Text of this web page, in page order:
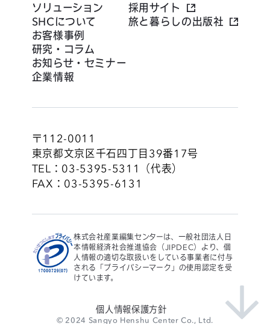
ソリューション
SHCについて
お客様事例
研究・コラム
お知らせ・セミナー
企業情報
採用サイト
旅と暮らしの出版社
〒112-0011
東京都文京区千石四丁目39番17号
TEL：03-5395-5311（代表）
FAX：03-5395-6131
株式会社産業編集センターは、一般社団法人日
本情報経済社会推進協会（JIPDEC）より、個
人情報の適切な取扱いをしている事業者に付与
される「プライバシーマーク」の使用認定を受
けています。
個人情報保護方針
© 2024 Sangyo Henshu Center Co., Ltd.